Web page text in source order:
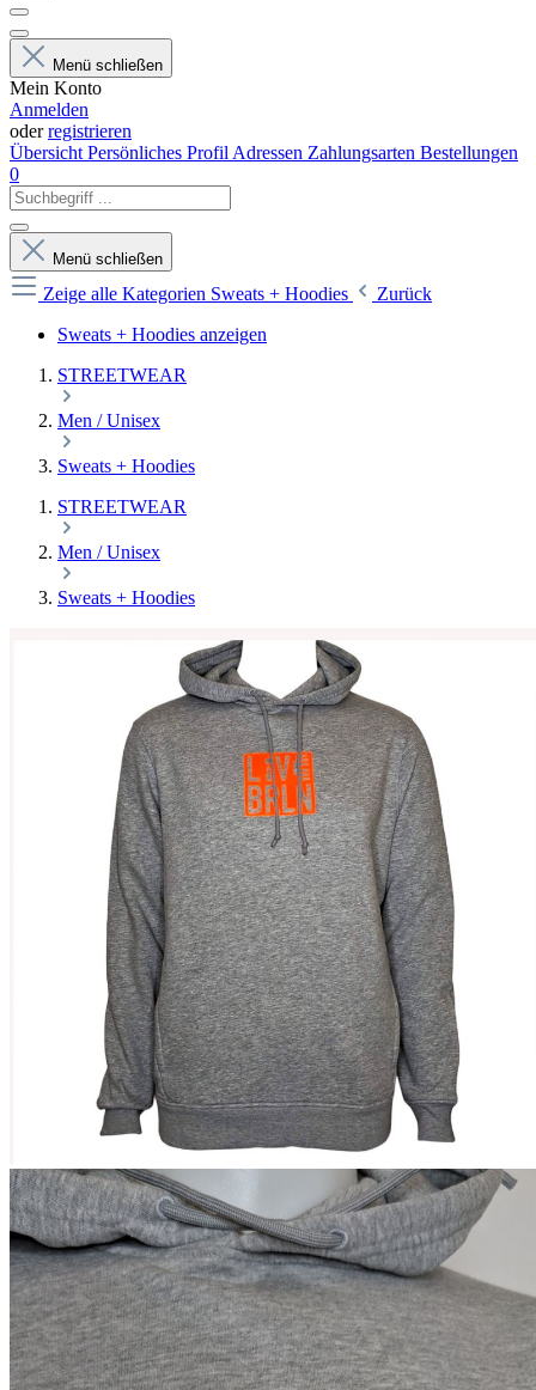
Menü schließen
Mein Konto
Anmelden
oderregistrieren
Übersicht Persönliches Profil Adressen Zahlungsarten Bestellungen
0
Menü schließen
Zeige alle Kategorien Sweats + Hoodies
Zurück
Sweats + Hoodies anzeigen
STREETWEAR
Men / Unisex
Sweats + Hoodies
STREETWEAR
Men / Unisex
Sweats + Hoodies